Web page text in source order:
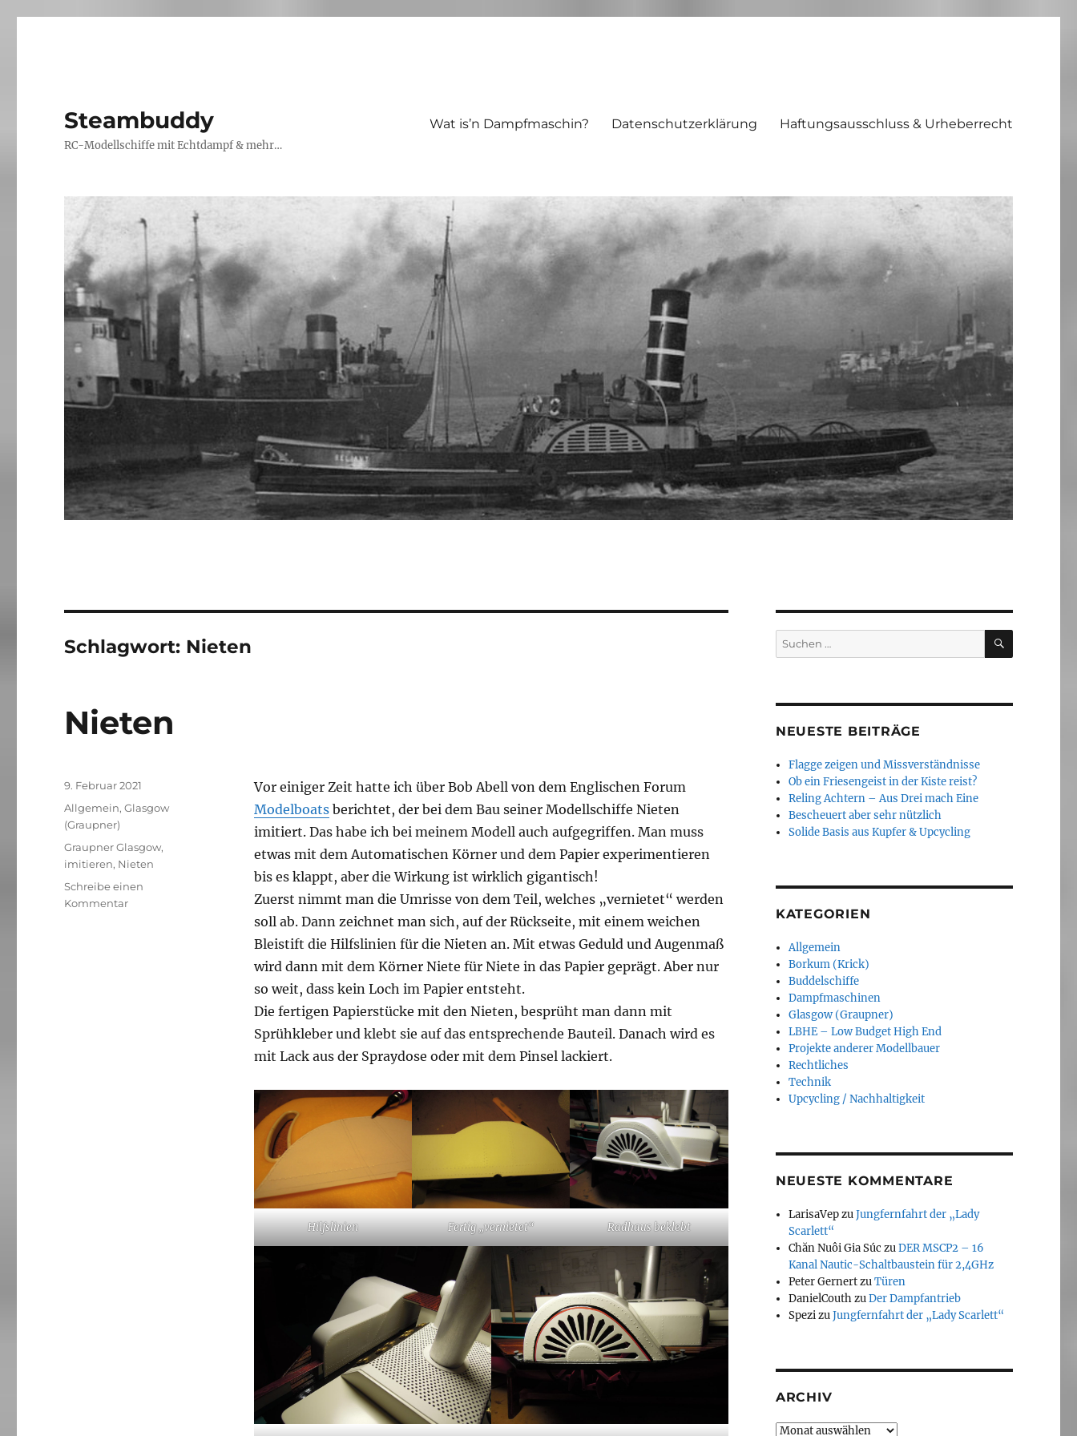
Steambuddy
RC-Modellschiffe mit Echtdampf & mehr…
Wat is’n Dampfmaschin? Datenschutzerklärung Haftungsausschluss & Urheberrecht
Schlagwort: Nieten
Nieten
Vor einiger Zeit hatte ich über Bob Abell von dem Englischen Forum
Modelboatsberichtet, der bei dem Bau seiner Modellschiffe Nieten
imitiert. Das habe ich bei meinem Modell auch aufgegriffen. Man muss
etwas mit dem Automatischen Körner und dem Papier experimentieren
bis es klappt, aber die Wirkung ist wirklich gigantisch!
Zuerst nimmt man die Umrisse von dem Teil, welches „vernietet“ werden
soll ab. Dann zeichnet man sich, auf der Rückseite, mit einem weichen
Bleistift die Hilfslinien für die Nieten an. Mit etwas Geduld und Augenmaß
wird dann mit dem Körner Niete für Niete in das Papier geprägt. Aber nur
so weit, dass kein Loch im Papier entsteht.
Die fertigen Papierstücke mit den Nieten, besprüht man dann mit
Sprühkleber und klebt sie auf das entsprechende Bauteil. Danach wird es
mit Lack aus der Spraydose oder mit dem Pinsel lackiert.
Hilfslinien Fertig „vernietet“ Radhaus beklebt
Veröffentlicht
am
9. Februar 2021
Kategorien
Allgemein,Glasgow
(Graupner)
Schlagwörter
Graupner Glasgow,
imitieren, Nieten
Schreibe einen
Kommentarzu
Suchen
nach:
SUCHEN
NEUESTE BEITRÄGE
Flagge zeigen und Missverständnisse
Ob ein Friesengeist in der Kiste reist?
Reling Achtern – Aus Drei mach Eine
Bescheuert aber sehr nützlich
Solide Basis aus Kupfer & Upcycling
KATEGORIEN
Allgemein
Borkum (Krick)
Buddelschiffe
Dampfmaschinen
Glasgow (Graupner)
LBHE – Low Budget High End
Projekte anderer Modellbauer
Rechtliches
Technik
Upcycling / Nachhaltigkeit
NEUESTE KOMMENTARE
LarisaVepzuJungfernfahrt der „Lady
Scarlett“
Chăn Nuôi Gia Súc zuDER MSCP2 – 16
Kanal Nautic-Schaltbaustein für 2,4GHz
Peter GernertzuTüren
DanielCouthzuDer Dampfantrieb
SpezizuJungfernfahrt der „Lady Scarlett“
ARCHIV
Archiv